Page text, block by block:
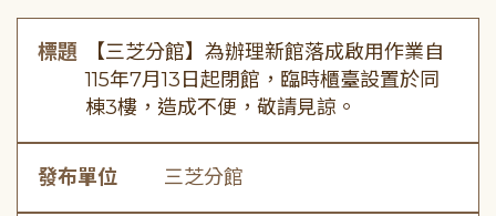
標題
【三芝分館】為辦理新館落成啟用作業自
115年7月13日起閉館，臨時櫃臺設置於同
棟3樓，造成不便，敬請見諒。
發布單位 三芝分館